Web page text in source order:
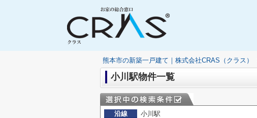
熊本市の新築一戸建て｜株式会社CRAS（クラス）
小川駅物件一覧
沿線
小川駅